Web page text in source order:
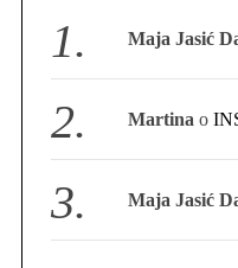
Maja Jasić
Martina o
Maja Jasić
h
f
o
r
: